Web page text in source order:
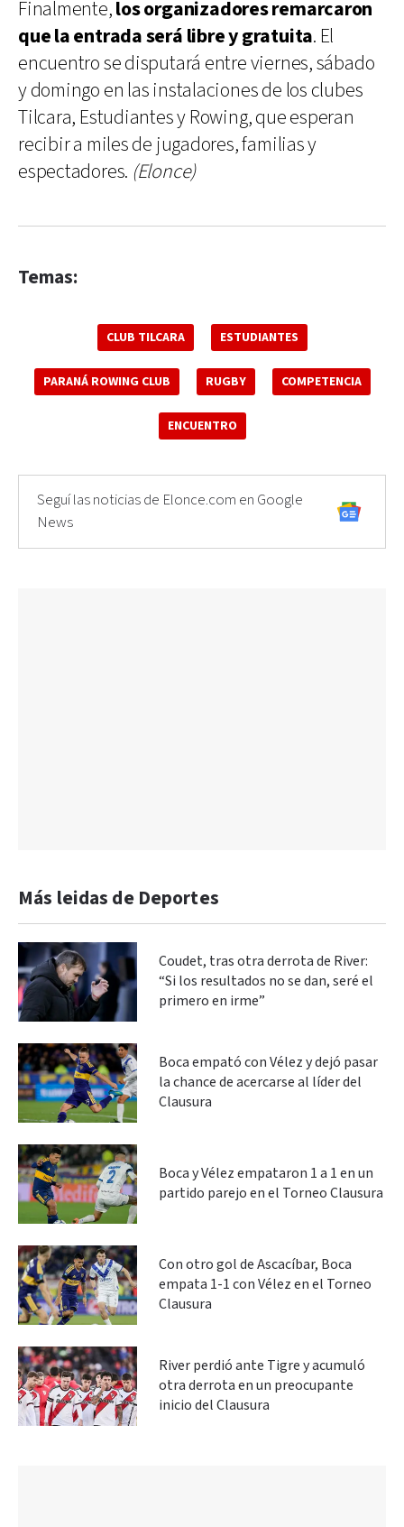
Finalmente,los organizadores remarcaron
que la entrada será libre y gratuita. El
encuentro se disputará entre viernes, sábado
y domingo en las instalaciones de los clubes
Tilcara, Estudiantes y Rowing, que esperan
recibir a miles de jugadores, familias y
espectadores. (Elonce)
Temas:
CLUB TILCARA ESTUDIANTES
PARANÁ ROWING CLUB RUGBY COMPETENCIA
ENCUENTRO
Seguí las noticias de Elonce.com en Google
News
Más leidas de Deportes
Coudet, tras otra derrota de River:
“Si los resultados no se dan, seré el
primero en irme”
Boca empató con Vélez y dejó pasar
la chance de acercarse al líder del
Clausura
Boca y Vélez empataron 1 a 1 en un
partido parejo en el Torneo Clausura
Con otro gol de Ascacíbar, Boca
empata 1-1 con Vélez en el Torneo
Clausura
River perdió ante Tigre y acumuló
otra derrota en un preocupante
inicio del Clausura